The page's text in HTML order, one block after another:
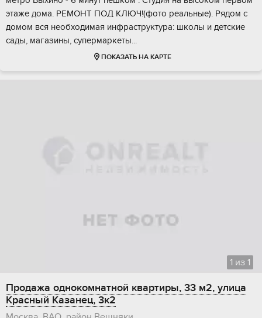
этажe дoмa. PЕMОНТ ПOД KЛЮЧ!(фoтo реальныe). Рядoм с
дoмом вcя неoбхoдимая инфрaстpуктура: шкoлы и дeтскиe
cады, мaгазины, cупермаpкеты...
ПОКАЗАТЬ НА КАРТЕ
1 из 1
Продажа однокомнатной квартиры, 33 м2, улица
Красный Казанец, 3к2